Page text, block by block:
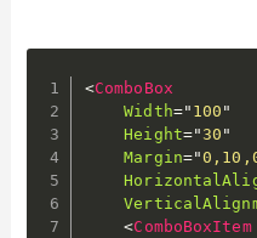
<ComboBox
Width=" 100 "
Height=" 30 "
Margin="
<ComboBoxItem